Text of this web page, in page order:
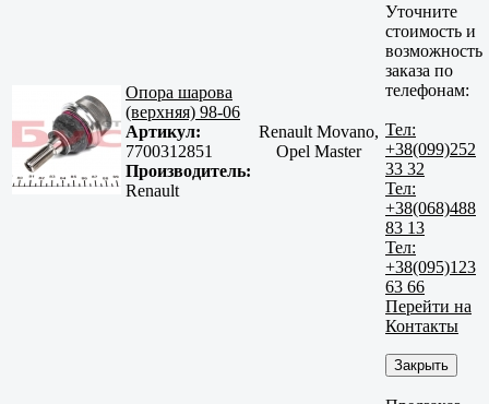
Опора шарова
(верхняя) 98-06
Артикул:
7700312851
Производитель:
Renault
Renault Movano,
Opel Master
Уточните
стоимость и
возможность
заказа по
телефонам:
Тел:
+38(099)252
33 32
Тел:
+38(068)488
83 13
Тел:
+38(095)123
63 66
Перейти на
Контакты
Закрыть